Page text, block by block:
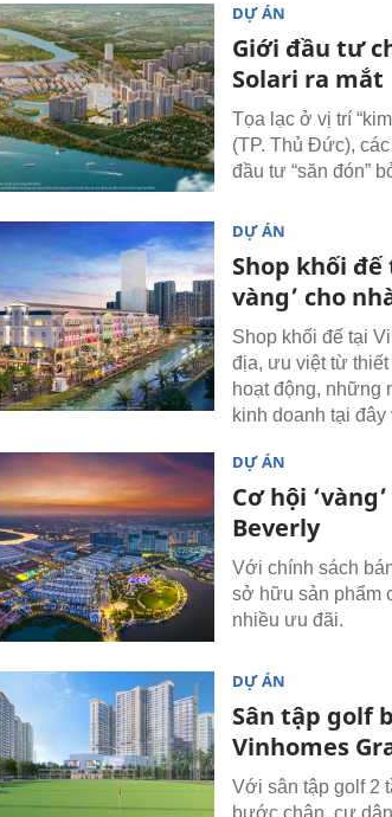
DỰ ÁN
Giới đầu tư
Solari ra mắt
Tọa lạc ở vị trí
(TP. Thủ Đức),
đầu tư “săn đón”
DỰ ÁN
Shop khối
vàng’ cho
Shop khối đế tại
địa, ưu việt từ
hoạt động, những
kinh doanh tại
DỰ ÁN
Cơ hội
Beverly
Với chính sách
sở hữu sản phẩm
nhiều ưu đãi.
DỰ ÁN
Sân tập golf
Vinhomes
Với sân tập golf 2
bước chân, cư